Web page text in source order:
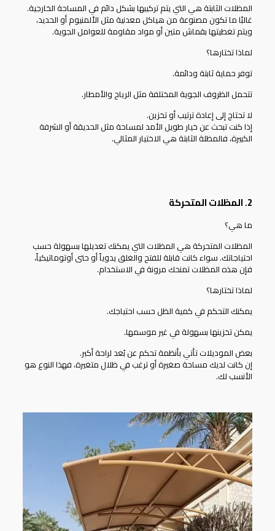
المظلات الثابتة هي التي يتم تركيبها بشكل دائم في المساحة الخارجية.
غالبًا ما تكون مصنوعة من هياكل معدنية مثل الألمنيوم أو الحديد،
ويتم تغطيتها بقماش متين أو مواد مقاومة للعوامل الجوية.
لماذا تختارها؟
توفر حماية ثابتة ودائمة.
تتحمل الظروف الجوية المختلفة مثل الرياح والأمطار.
لا تحتاج إلى إعادة ترتيب أو تخزين.
إذا كنت تبحث عن خيار طويل الأمد لمساحة مثل الحديقة أو الشرفة
الكبيرة، فالمظلة الثابتة هي الاختيار المثالي.
2. المظلات المتحركة
ما هي؟
المظلات المتحركة هي المظلات التي يمكنك تعديلها بسهولة حسب
احتياجاتك. سواء كانت قابلة للفتح والغلق يدوياً أو حتى أوتوماتيكياً،
فإن هذه المظلات تمنحك مرونة في الاستخدام.
لماذا تختارها؟
يمكنك التحكم في كمية الظل حسب احتياجك.
يمكن تخزينها بسهولة في غير موسمها.
بعض الموديلات تأتي بأنظمة تحكم عن بُعد لراحة أكبر.
إن كانت لديك مساحة صغيرة أو ترغب في ظلال متغيرة، فهذا النوع هو
الأنسب لك.